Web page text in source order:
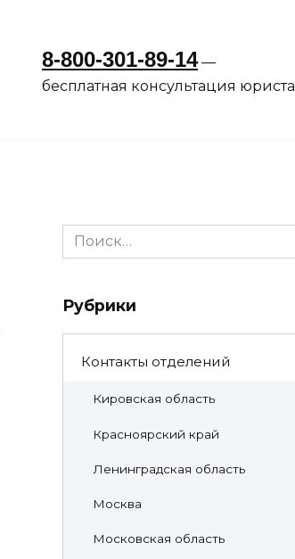
8-800-301-89-14—
бесплатная консультация юриста
Search
for:
Рубрики
Контакты отделений
Кировская область
Красноярский край
Ленинградская область
Москва
Московская область